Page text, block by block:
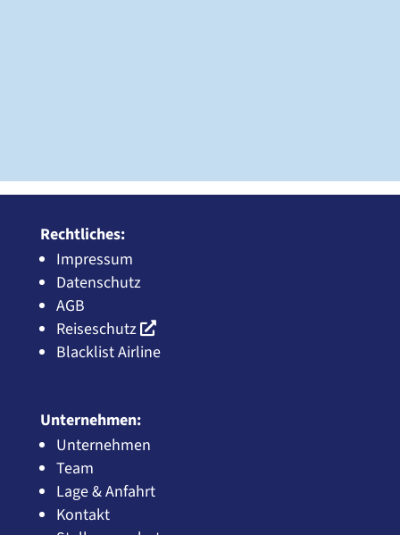
Rechtliches:
Impressum
Datenschutz
AGB
Reiseschutz
Blacklist Airline
Unternehmen:
Unternehmen
Team
Lage & Anfahrt
Kontakt